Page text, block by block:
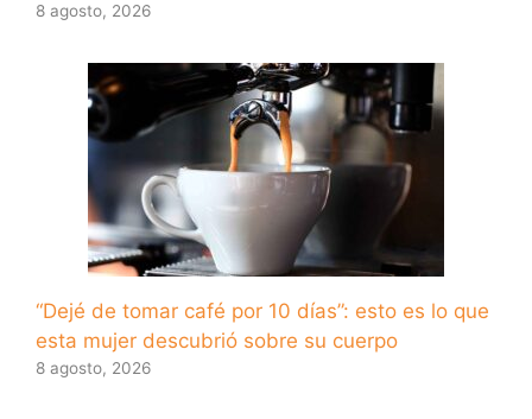
8 agosto, 2026
“Dejé de tomar café por 10 días”: esto es lo que
esta mujer descubrió sobre su cuerpo
8 agosto, 2026